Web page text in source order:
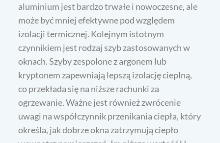
aluminium jest bardzo trwałe i nowoczesne, ale
może być mniej efektywne pod względem
izolacji termicznej. Kolejnym istotnym
czynnikiem jest rodzaj szyb zastosowanych w
oknach. Szyby zespolone z argonem lub
kryptonem zapewniają lepszą izolację cieplną,
co przekłada się na niższe rachunki za
ogrzewanie. Ważne jest również zwrócenie
uwagi na współczynnik przenikania ciepła, który
określa, jak dobrze okna zatrzymują ciepło